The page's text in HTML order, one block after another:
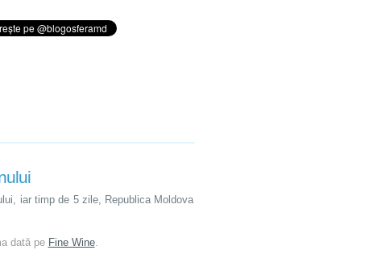
iar timp de 5 zile, Republica Moldova
dată pe Fine Wine.